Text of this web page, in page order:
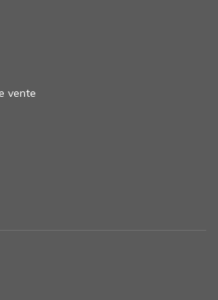
vente